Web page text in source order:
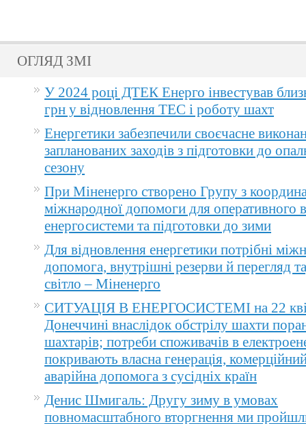
ОГЛЯД ЗМІ
У 2024 році ДТЕК Енерго інвестував
грн у відновлення ТЕС і роботу шахт
Енергетики забезпечили своєчасне
запланованих заходів з підготовки до
сезону
При Міненерго створено Групу з
міжнародної допомоги для оперативного
енергосистеми та підготовки до зими
Для відновлення енергетики потрібні
допомога, внутрішні резерви й перегляд
світло – Міненерго
СИТУАЦІЯ В ЕНЕРГОСИСТЕМІ на 22
Донеччині внаслідок обстрілу шахти
шахтарів; потреби споживачів в
покривають власна генерація,
аварійна допомога з сусідніх країн
Денис Шмигаль: Другу зиму в умовах
повномасштабного вторгнення ми